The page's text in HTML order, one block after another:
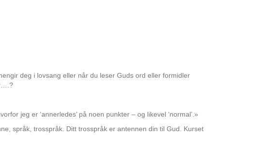
deg i lovsang eller når du leser Guds ord eller formidler
jeg er ‘annerledes’ på noen punkter – og likevel ‘normal’.»
språk, trosspråk. Ditt trosspråk er antennen din til Gud. Kurset